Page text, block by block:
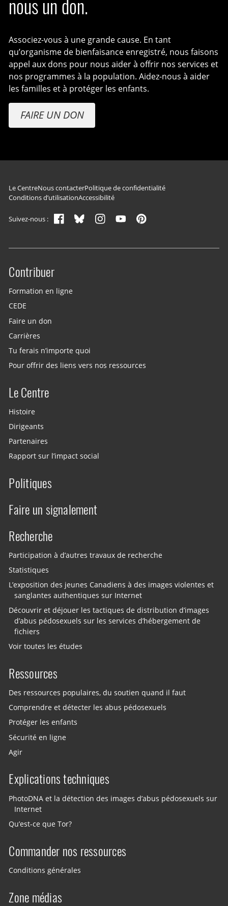
nous un don.
Associez-vous à une grande cause. En tant
qu’organisme de bienfaisance enregistré, nous faisons
appel aux dons pour nous aider à offrir nos services et
nos programmes à la population. Aidez-nous à aider
les familles et à protéger les enfants.
FAIRE UN DON
Navigation du pied de page
Le CentreNous contacterPolitique de confidentialité
Conditions d’utilisationAccessibilité
Suivez-nous :
Site menu
Contribuer
Formation en ligne
CEDE
Faire un don
Carrières
Tu ferais n’importe quoi
Pour offrir des liens vers nos ressources
Le Centre
Histoire
Dirigeants
Partenaires
Rapport sur l’impact social
Politiques
Faire un signalement
Recherche
Participation à d’autres travaux de recherche
Statistiques
L’exposition des jeunes Canadiens à des images violentes et
sanglantes authentiques sur Internet
Découvrir et déjouer les tactiques de distribution d’images
d’abus pédosexuels sur les services d’hébergement de
fichiers
Voir toutes les études
Ressources
Des ressources populaires, du soutien quand il faut
Comprendre et détecter les abus pédosexuels
Protéger les enfants
Sécurité en ligne
Agir
Explications techniques
PhotoDNA et la détection des images d’abus pédosexuels sur
Internet
Qu’est-ce que Tor?
Commander nos ressources
Conditions générales
Zone médias